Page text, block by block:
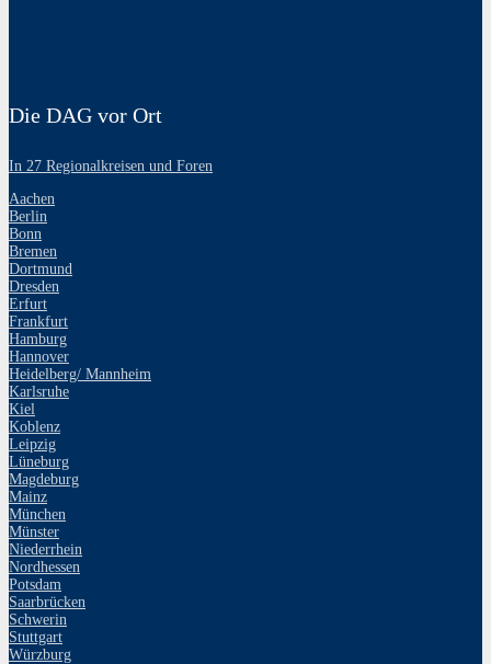
Die DAG vor Ort
In 27 Regionalkreisen und Foren
Aachen
Berlin
Bonn
Bremen
Dortmund
Dresden
Erfurt
Frankfurt
Hamburg
Hannover
Heidelberg/ Mannheim
Karlsruhe
Kiel
Koblenz
Leipzig
Lüneburg
Magdeburg
Mainz
München
Münster
Niederrhein
Nordhessen
Potsdam
Saarbrücken
Schwerin
Stuttgart
Würzburg